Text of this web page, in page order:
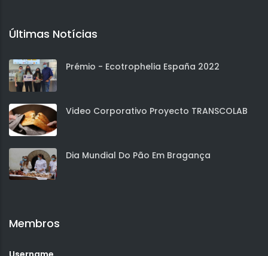
Últimas Notícias
Prémio - Ecotrophelia España 2022
Video Corporativo Proyecto TRANSCOLAB
Dia Mundial Do Pão Em Bragança
Membros